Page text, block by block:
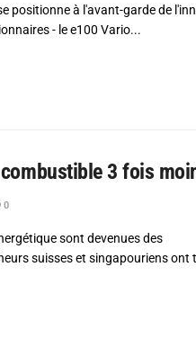
positionne à l'avant-garde de
- le e100 Vario...
3 fois
0
sont devenues des
suisses et singapouriens ont